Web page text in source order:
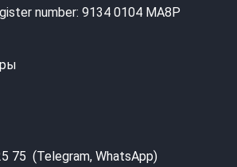
number: 9134 0104 MA8P
75 (Telegram, WhatsApp)